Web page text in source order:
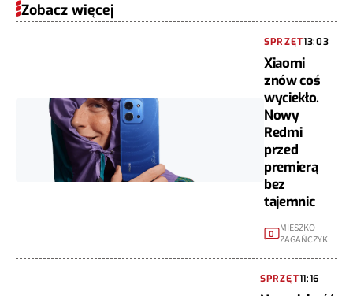
Zobacz więcej
SPRZĘT13:03
Xiaomi
znów coś
wyciekło.
Nowy
Redmi
przed
premierą
bez
tajemnic
0
MIESZKO
ZAGAŃCZYK
SPRZĘT11:16